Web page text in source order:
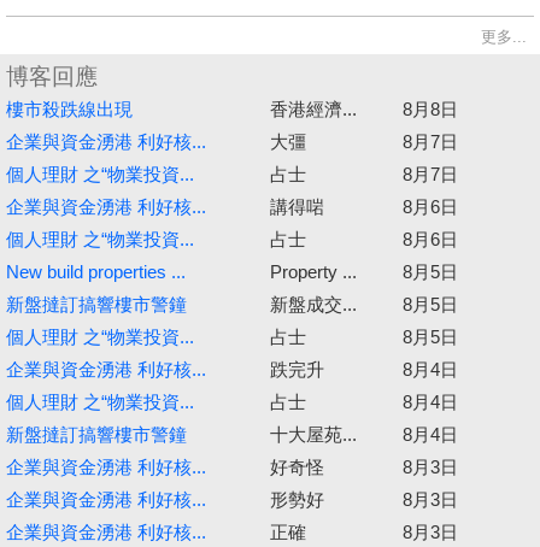
更多...
博客回應
樓市殺跌線出現 香港經濟...
8月8日
企業與資金湧港 利好核...
大彊
8月7日
個人理財 之“物業投資...
占士
8月7日
企業與資金湧港 利好核...
講得啱
8月6日
個人理財 之“物業投資...
占士
8月6日
New build properties ...
Property ...
8月5日
新盤撻訂搞響樓市警鐘
新盤成交...
8月5日
個人理財 之“物業投資...
占士
8月5日
企業與資金湧港 利好核...
跌完升
8月4日
個人理財 之“物業投資...
占士
8月4日
新盤撻訂搞響樓市警鐘
十大屋苑...
8月4日
企業與資金湧港 利好核...
好奇怪
8月3日
企業與資金湧港 利好核...
形勢好
8月3日
企業與資金湧港 利好核...
正確 8月3日